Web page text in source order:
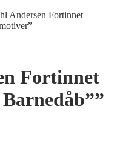
Andersen Fortinnet
Fortinnet